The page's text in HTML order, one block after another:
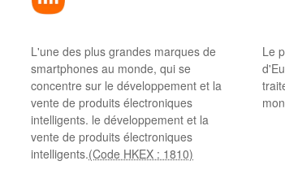
L'une des plus grandes marques de
smartphones au monde, qui se
concentre sur le développement et la
vente de produits électroniques
intelligents. le développement et la
vente de produits électroniques
intelligents.(Code HKEX : 1810)
Le